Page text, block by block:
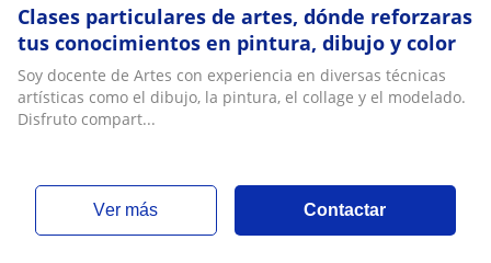
Clases particulares de artes, dónde reforzaras
tus conocimientos en pintura, dibujo y color
Soy docente de Artes con experiencia en diversas técnicas
artísticas como el dibujo, la pintura, el collage y el modelado.
Disfruto compart...
ver más Contactar